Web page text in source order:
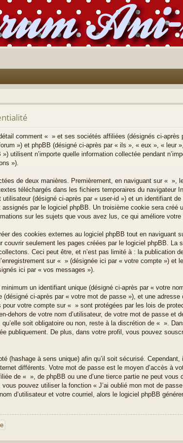
comment « » et ses sociétés affiliées (désignés ci-après
») et phpBB (désigné ci-après par « ils », « eux », « leur
utilisent n’importe quelle information collectée pendant
»).
de deux manières. Premièrement, en naviguant sur « »,
téléchargés dans les fichiers temporaires du navigateur
utilisateur (désigné ci-après par « user-id ») et un identifiant
assignés par le logiciel phpBB. Un troisième cookie sera
sur les sujets que vous avez lus, ce qui améliore votre
des cookies externes au logiciel phpBB tout en naviguant
couvrir seulement les pages créées par le logiciel phpBB. La
Ceci peut être, et n’est pas limité à : la publication
sur « » (désignée ici par « votre compte ») et
ici par « vos messages »).
un identifiant unique (désigné ci-après par « votre
(désigné ci-après par « votre mot de passe »), et une
pour votre compte sur « » sont protégées par les lois de
dehors de votre nom d’utilisateur, de votre mot de passe et
qu’elle soit obligatoire ou non, reste à la discrétion de « ».
publiquement. De plus, dans votre profil, vous pouvez
(hashage à sens unique) afin qu’il soit sécurisé.
différents. Votre mot de passe est le moyen d’accès à
de « », de phpBB ou une d’une tierce partie ne peut
pouvez utiliser la fonction « J’ai oublié mon mot de
d’utilisateur et votre courriel, alors le logiciel phpBB